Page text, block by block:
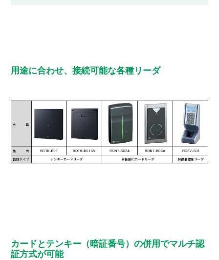
用途に合わせ、接続可能な各種リーダ
カードとテンキー（暗証番号）の併用でマルチ認
証方式が可能